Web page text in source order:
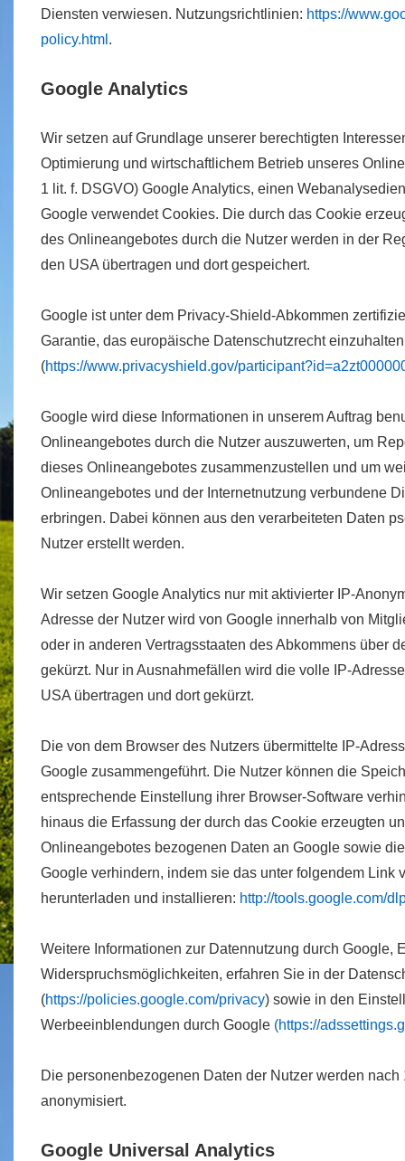
Diensten verwiesen. Nutzungsrichtlinien: https://
policy.html .
Google Analytics
Wir setzen auf Grundlage unserer berechtigten
Optimierung und wirtschaftlichem Betrieb unseres
1 lit. f. DSGVO) Google Analytics, einen
Google verwendet Cookies. Die durch das Cookie
des Onlineangebotes durch die Nutzer werden in der
den USA übertragen und dort gespeichert.
Google ist unter dem Privacy-Shield-Abkommen
Garantie, das europäische Datenschutzrecht einzuhalten
(https://www.privacyshield.gov/
Google wird diese Informationen in unserem Auftrag
Onlineangebotes durch die Nutzer auszuwerten, um
dieses Onlineangebotes zusammenzustellen und um
Onlineangebotes und der Internetnutzung verbundene
erbringen. Dabei können aus den verarbeiteten Daten
Nutzer erstellt werden.
Wir setzen Google Analytics nur mit aktivierter IP-
Adresse der Nutzer wird von Google innerhalb von
oder in anderen Vertragsstaaten des Abkommens über
gekürzt. Nur in Ausnahmefällen wird die volle IP-
USA übertragen und dort gekürzt.
Die von dem Browser des Nutzers übermittelte IP-
Google zusammengeführt. Die Nutzer können die
entsprechende Einstellung ihrer Browser-Software
hinaus die Erfassung der durch das Cookie erzeugten
Onlineangebotes bezogenen Daten an Google sowie
Google verhindern, indem sie das unter folgendem Link
herunterladen und installieren: http://tools.google.com/
Weitere Informationen zur Datennutzung durch Google,
Widerspruchsmöglichkeiten, erfahren Sie in der
(https://policies.google.com/privacy) sowie in den
Werbeeinblendungen durch Google (https://
Die personenbezogenen Daten der Nutzer werden
anonymisiert.
Google Universal Analytics